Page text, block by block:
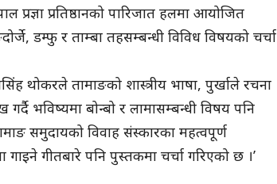
प्रतिष्ठानको पारिजात हलमा आयोजित
डम्फु र ताम्बा तहसम्बन्धी विविध विषयको चर्चा
थोकरले तामाङको शास्त्रीय भाषा, पुर्खाले रचना
भविष्यमा बोन्बो र लामासम्बन्धी विषय पनि
समुदायको विवाह संस्कारका महत्वपूर्ण
गाइने गीतबारे पनि पुस्तकमा चर्चा गरिएको छ ।’